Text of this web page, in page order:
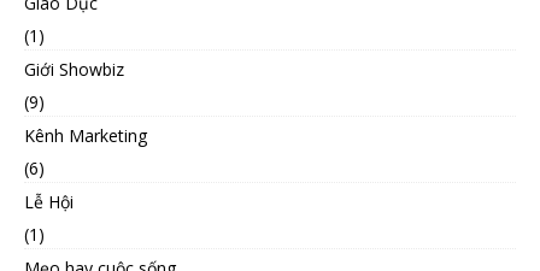
(1)
Giới Showbiz
(9)
Kênh Marketing
(6)
Lễ Hội
(1)